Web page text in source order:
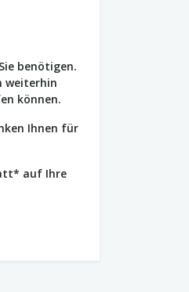
benötigen.
weiterhin
können.
Ihnen für
auf Ihre